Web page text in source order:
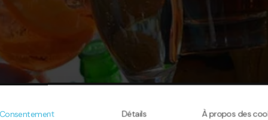
Consentement Détails À propos des